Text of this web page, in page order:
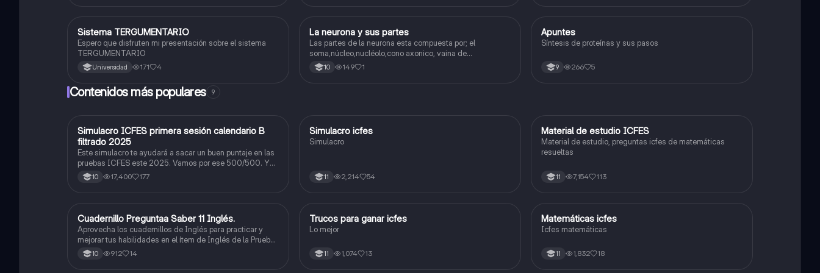
Biologia
Sistema TERGUMENTARIO
Espero que disfruten mi presentación sobre el sistema
TERGUMENTARIO
Universidad 171 4
Biologia
La neurona y sus partes
Las partes de la neurona esta compuesta por; el
soma,núcleo,nucléolo,cono axonico, vaina de
mielina,celula schwan,núcleo de schwann,nódulo de
Ranvier,terminal axonico Arborizacion terminal, botón
10 149 1
Biologia
Apuntes
Síntesis de proteínas y sus pasos
9 266 5
Contenidos más populares 9
ICFES: Matemáticas
Simulacro ICFES primera sesión calendario B
filtrado 2025
Este simulacro te ayudará a sacar un buen puntaje en las
pruebas ICFES este 2025. Vamos por ese 500/500. Y
poder ser admitido en la universidad que quieras,
estudiar la carrera que quieres y no la que te toque.
10 17,400 177
ICFES: Lectura Crítica
Simulacro icfes
Simulacro
11 2,214 54
ICFES: Matemáticas
Material de estudio ICFES
Material de estudio, preguntas icfes de matemáticas
resueltas
11 7,154 113
ICFES: Inglés
Cuadernillo Preguntaa Saber 11 Inglés.
Aprovecha los cuadernillos de Inglés para practicar y
mejorar tus habilidades en el ítem de Inglés de la Prueba
Saber 11. 🫡
10 912 14
Química
Trucos para ganar icfes
Lo mejor
11 1,074 13
ICFES: Matemáticas
Matemáticas icfes
Icfes matemáticas
11 1,832 18